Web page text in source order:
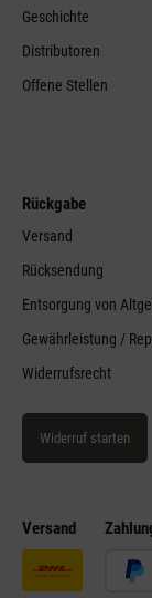
Versand
Geschichte
Distributoren
Offene Stellen
Rückgabe
Versand
Rücksendung
Entsorgung von
Gewährleistung /
Widerrufsrecht
Widerruf starten